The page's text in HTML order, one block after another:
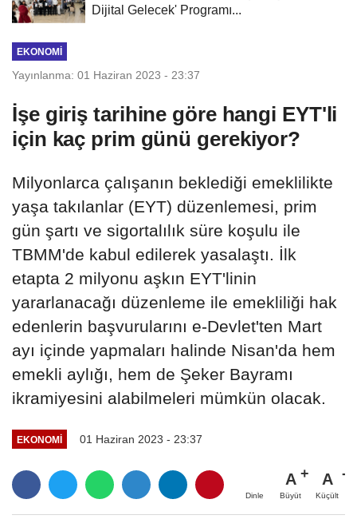
Dijital Gelecek' Programı...
EKONOMI
Yayınlanma: 01 Haziran 2023 - 23:37
İşe giriş tarihine göre hangi EYT'li
için kaç prim günü gerekiyor?
Milyonlarca çalışanın beklediği emeklilikte
yaşa takılanlar (EYT) düzenlemesi, prim
gün şartı ve sigortalılık süre koşulu ile
TBMM'de kabul edilerek yasalaştı. İlk
etapta 2 milyonu aşkın EYT'linin
yararlanacağı düzenleme ile emekliliği hak
edenlerin başvurularını e-Devlet'ten Mart
ayı içinde yapmaları halinde Nisan'da hem
emekli aylığı, hem de Şeker Bayramı
ikramiyesini alabilmeleri mümkün olacak.
EKONOMI 01 Haziran 2023 - 23:37
Dinle
A
Büyüt
A
Küçült